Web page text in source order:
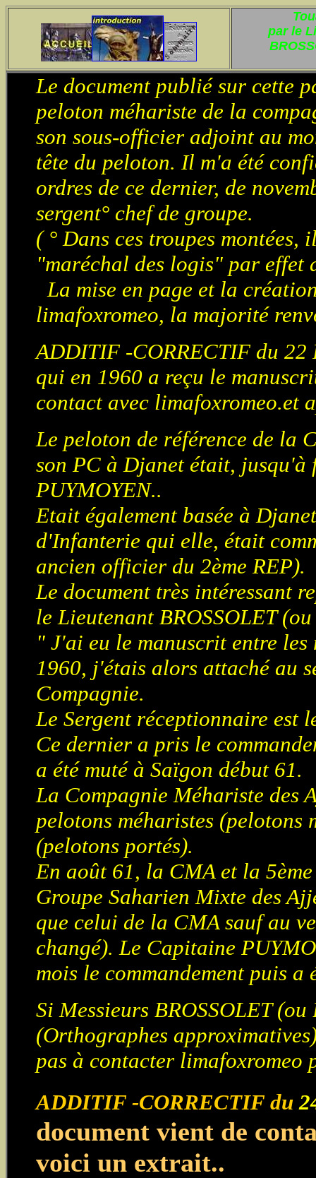
par le
Le document publié sur cette
peloton méhariste de la
son sous-officier adjoint au
tête du peloton. Il m'a été
ordres de ce dernier, de
sergent° chef de groupe.
( ° Dans ces troupes montées,
"maréchal des logis" par effet
La mise en page et la
limafoxromeo, la majorité
ADDITIF -CORRECTIF du
qui en 1960 a reçu le
contact avec limafoxromeo.et
Le peloton de référence de la
son PC à Djanet était,
PUYMOYEN..
Etait également basée à
d'Infanterie qui elle, était
ancien officier du 2ème REP).
Le document très intéressant
le Lieutenant BROSSOLET
" J'ai eu le manuscrit entre
1960, j'étais alors attaché au
Compagnie.
Le Sergent réceptionnaire est
Ce dernier a pris le
a été muté à Saïgon début 61.
La Compagnie Méhariste des
pelotons méharistes (pelotons
(pelotons portés).
En août 61, la CMA et la
Groupe Saharien Mixte des
que celui de la CMA sauf au
changé). Le Capitaine
mois le commandement puis
Si Messieurs BROSSOLET
(Orthographes
pas à contacter
ADDITIF -CORRECTIF du
document vient de
voici un extrait..